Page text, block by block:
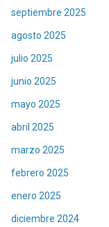
septiembre 2025
agosto 2025
julio 2025
junio 2025
mayo 2025
abril 2025
marzo 2025
febrero 2025
enero 2025
diciembre 2024